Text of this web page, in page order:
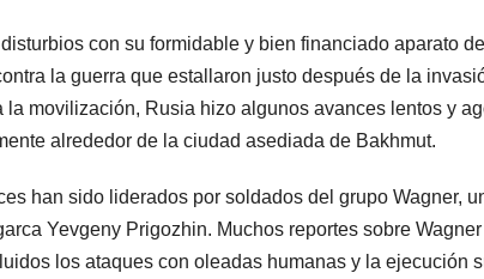
con su formidable y bien financiado aparato
la guerra que estallaron justo después de la
la movilización, Rusia hizo algunos avances lentos y
alrededor de la ciudad asediada de Bakhmut.
han sido liderados por soldados del grupo Wagner,
Yevgeny Prigozhin. Muchos reportes sobre
los ataques con oleadas humanas y la ejecución